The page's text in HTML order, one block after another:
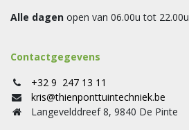
Alle dagen open van 06.00u tot 22.00u
Contactgegevens
+32 9 247 13 11
kris@thienponttuintechniek.be
Langevelddreef 8, 9840 De Pinte